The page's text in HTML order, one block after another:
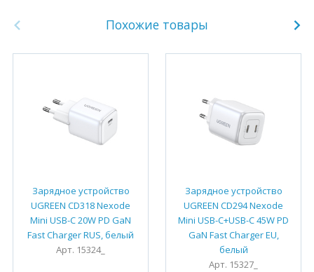
Похожие товары
Зарядное устройство
UGREEN CD318 Nexode
Mini USB-C 20W PD GaN
Fast Charger RUS, белый
Арт. 15324_
Зарядное устройство
UGREEN CD294 Nexode
Mini USB-C+USB-C 45W PD
GaN Fast Charger EU,
белый
Арт. 15327_